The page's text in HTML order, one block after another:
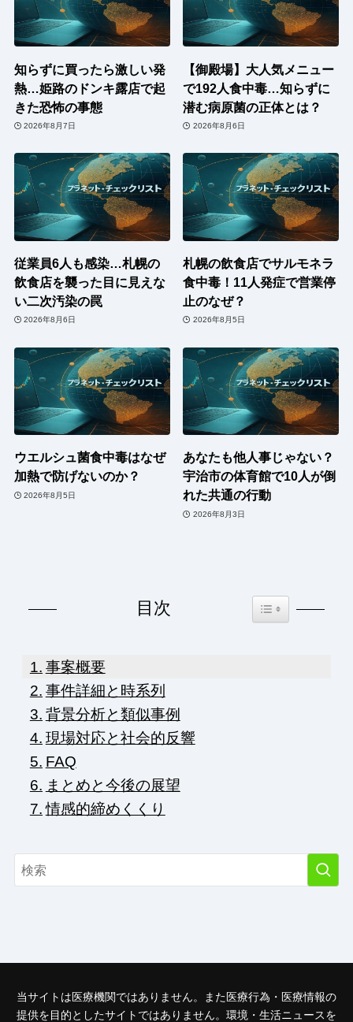
知らずに買ったら激しい発
熱…姫路のドンキ露店で起
きた恐怖の事態
2026年8月7日
【御殿場】大人気メニュー
で192人食中毒…知らずに
潜む病原菌の正体とは？
2026年8月6日
従業員6人も感染…札幌の
飲食店を襲った目に見えな
い二次汚染の罠
2026年8月6日
札幌の飲食店でサルモネラ
食中毒！11人発症で営業停
止のなぜ？
2026年8月5日
ウエルシュ菌食中毒はなぜ
加熱で防げないのか？
2026年8月5日
あなたも他人事じゃない？
宇治市の体育館で10人が倒
れた共通の行動
2026年8月3日
目次 Toggle Table of
事案概要
事件詳細と時系列
背景分析と類似事例
現場対応と社会的反響
FAQ
まとめと今後の展望
情感的締めくくり
当サイトは医療機関ではありません。また医療行為・医療情報の
提供を目的としたサイトではありません。環境・生活ニュースを